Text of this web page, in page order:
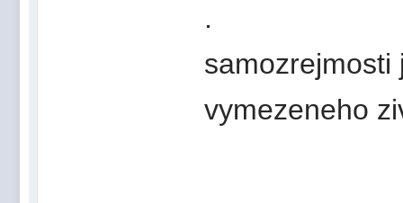
.
samozrejmosti
vymezeneho